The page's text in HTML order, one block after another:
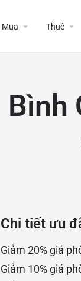
Mua Thuê
Bình
Chi tiết ưu
Giảm 20% giá
Giảm 10% giá